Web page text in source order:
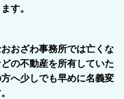
す。
おざわ事務所では亡くな
の不動産を所有していた
へ少しでも早めに名義変